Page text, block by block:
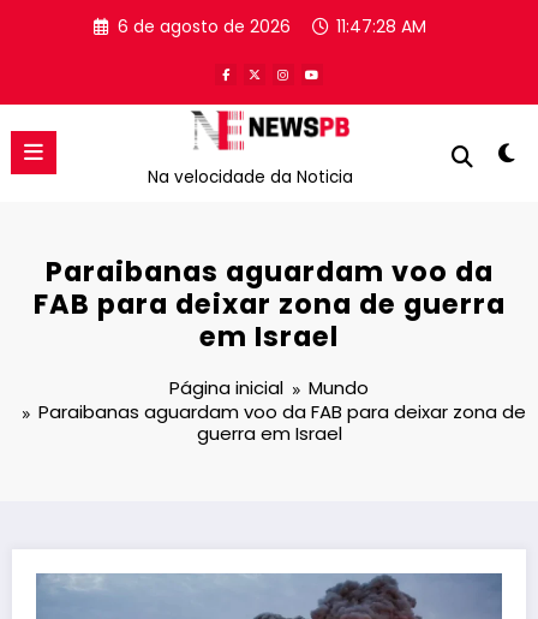
6 de agosto de 2026 11:47:28 AM
Na velocidade da Noticia
Paraibanas aguardam voo da
FAB para deixar zona de guerra
em Israel
Página inicial
Mundo
Paraibanas aguardam voo da FAB para deixar zona de
guerra em Israel